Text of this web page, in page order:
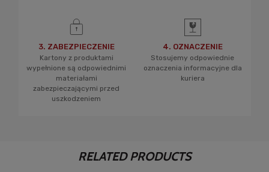
3. ZABEZPIECZENIE
Kartony z produktami
wypełnione są odpowiednimi
materiałami
zabezpieczającymi przed
uszkodzeniem
4. OZNACZENIE
Stosujemy odpowiednie
oznaczenia informacyjne dla
kuriera
RELATED PRODUCTS